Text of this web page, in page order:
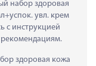
набор здоровая
увл. крем
с инструкцией
рекомендациям.
здоровая кожа